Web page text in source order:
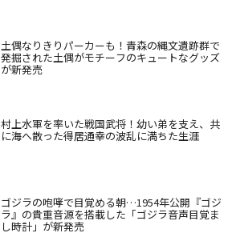
土偶なりきりパーカーも！青森の縄文遺跡群で
発掘された土偶がモチーフのキュートなグッズ
が新発売
村上水軍を率いた戦国武将！幼い弟を支え、共
に海へ散った得居通幸の波乱に満ちた生涯
ゴジラの咆哮で目覚める朝…1954年公開『ゴジ
ラ』の貴重音源を搭載した「ゴジラ音声目覚ま
し時計」が新発売